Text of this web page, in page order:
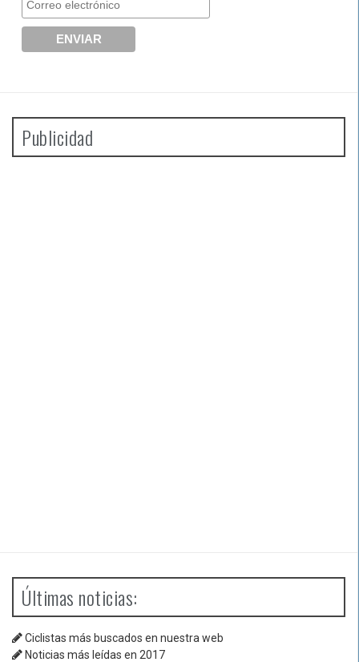
Publicidad
Últimas noticias:
Ciclistas más buscados en nuestra web
Noticias más leídas en 2017